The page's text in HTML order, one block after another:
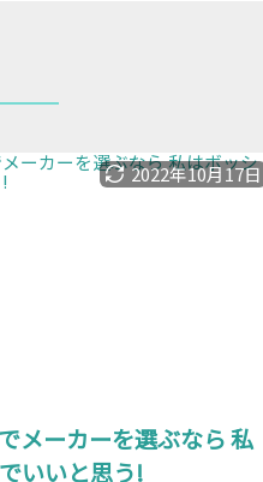
メーカーを選ぶなら 私
いいと思う!
2022年10月17日